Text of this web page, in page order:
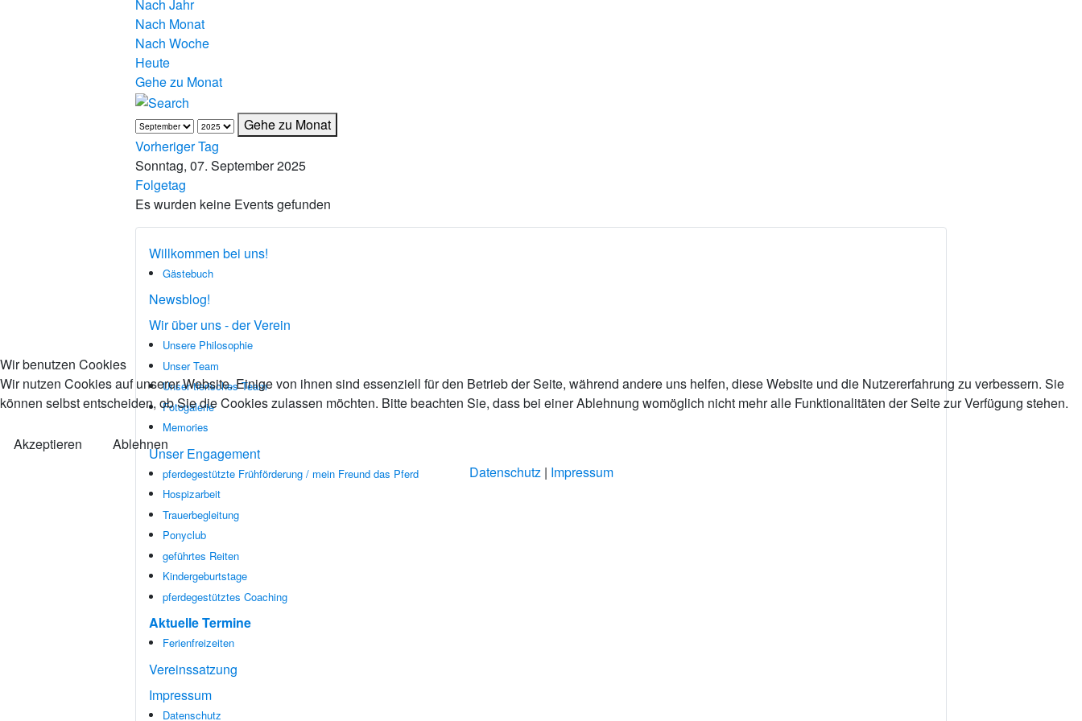
Nach Jahr
Nach Monat
Nach Woche
Heute
Gehe zu Monat
Gehe zu Monat
Vorheriger Tag
Sonntag, 07. September 2025
Folgetag
Es wurden keine Events gefunden
Willkommen bei uns!
Gästebuch
Newsblog!
Wir über uns - der Verein
Unsere Philosophie
Unser Team
Unser tierisches Team
Fotogalerie
Memories
Unser Engagement
pferdegestützte Frühförderung / mein Freund das Pferd
Hospizarbeit
Trauerbegleitung
Ponyclub
geführtes Reiten
Kindergeburtstage
pferdegestütztes Coaching
Aktuelle Termine
Ferienfreizeiten
Vereinssatzung
Impressum
Datenschutz
Wir benutzen Cookies
Wir nutzen Cookies auf unserer Website. Einige von ihnen sind essenziell für den Betrieb der Seite, während andere uns helfen, diese Website und die Nutzererfahrung zu verbessern. Sie
können selbst entscheiden, ob Sie die Cookies zulassen möchten. Bitte beachten Sie, dass bei einer Ablehnung womöglich nicht mehr alle Funktionalitäten der Seite zur Verfügung stehen.
Akzeptieren
Ablehnen
Datenschutz | Impressum